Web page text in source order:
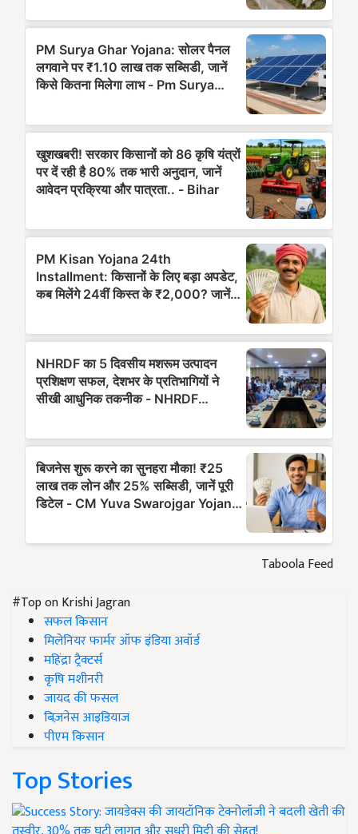
Taboola Feed
#Top on Krishi Jagran
सफल किसान
मिलेनियर फार्मर ऑफ इंडिया अवॉर्ड
महिंद्रा ट्रैक्टर्स
कृषि मशीनरी
जायद की फसल
बिज़नेस आइडियाज
पीएम किसान
Top Stories